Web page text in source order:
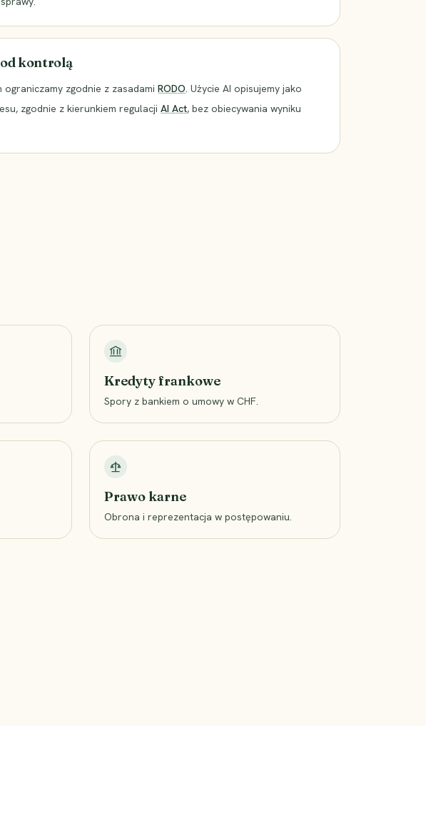
kontrolą
ograniczamy zgodnie z zasadami RODO. Użycie AI opisujemy jako
zgodnie z kierunkiem regulacji AI Act, bez obiecywania wyniku
Kredyty frankowe
Spory z bankiem o umowy w CHF.
Prawo karne
Obrona i reprezentacja w postępowaniu.